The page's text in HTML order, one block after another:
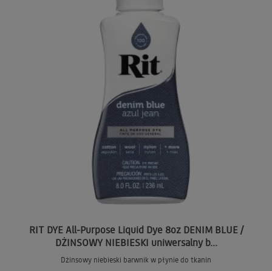
RIT DYE All-Purpose Liquid Dye 8oz DENIM BLUE /
DŻINSOWY NIEBIESKI uniwersalny b...
Dżinsowy niebieski barwnik w płynie do tkanin